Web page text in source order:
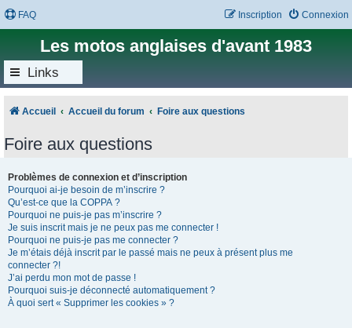
FAQ Connexion
Inscription
Les motos anglaises d'avant 1983
Links
Accueil Accueil du forum Foire aux questions
Foire aux questions
Problèmes de connexion et d’inscription
Pourquoi ai-je besoin de m’inscrire ?
Qu’est-ce que la COPPA ?
Pourquoi ne puis-je pas m’inscrire ?
Je suis inscrit mais je ne peux pas me connecter !
Pourquoi ne puis-je pas me connecter ?
Je m’étais déjà inscrit par le passé mais ne peux à présent plus me
connecter ?!
J’ai perdu mon mot de passe !
Pourquoi suis-je déconnecté automatiquement ?
À quoi sert « Supprimer les cookies » ?